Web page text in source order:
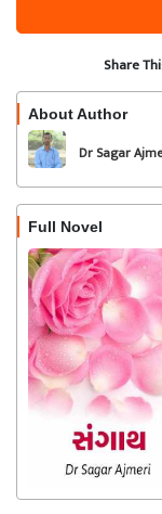
Share
About Author
Dr Sagar
Full Novel